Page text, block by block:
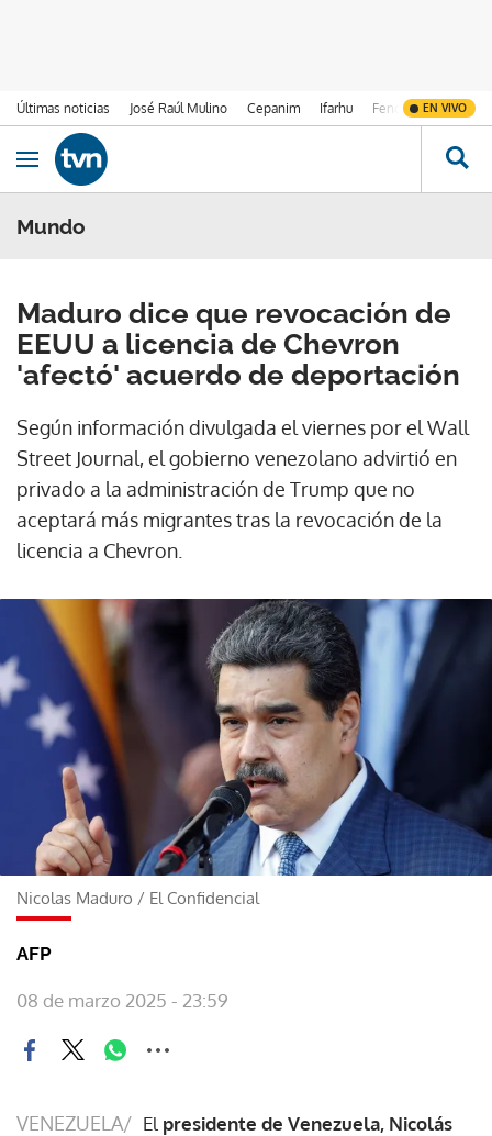
Últimas noticias José Raúl Mulino Cepanim Ifarhu Fenómeno de El
EN VIVO
Ir al contenido
Obrir navegació
Mundo
Maduro dice que revocación de
EEUU a licencia de Chevron
'afectó' acuerdo de deportación
Según información divulgada el viernes por el Wall
Street Journal, el gobierno venezolano advirtió en
privado a la administración de Trump que no
aceptará más migrantes tras la revocación de la
licencia a Chevron.
Nicolas Maduro / El Confidencial
AFP
08 de marzo 2025 - 23:59
VENEZUELA/ El presidente de Venezuela, Nicolás